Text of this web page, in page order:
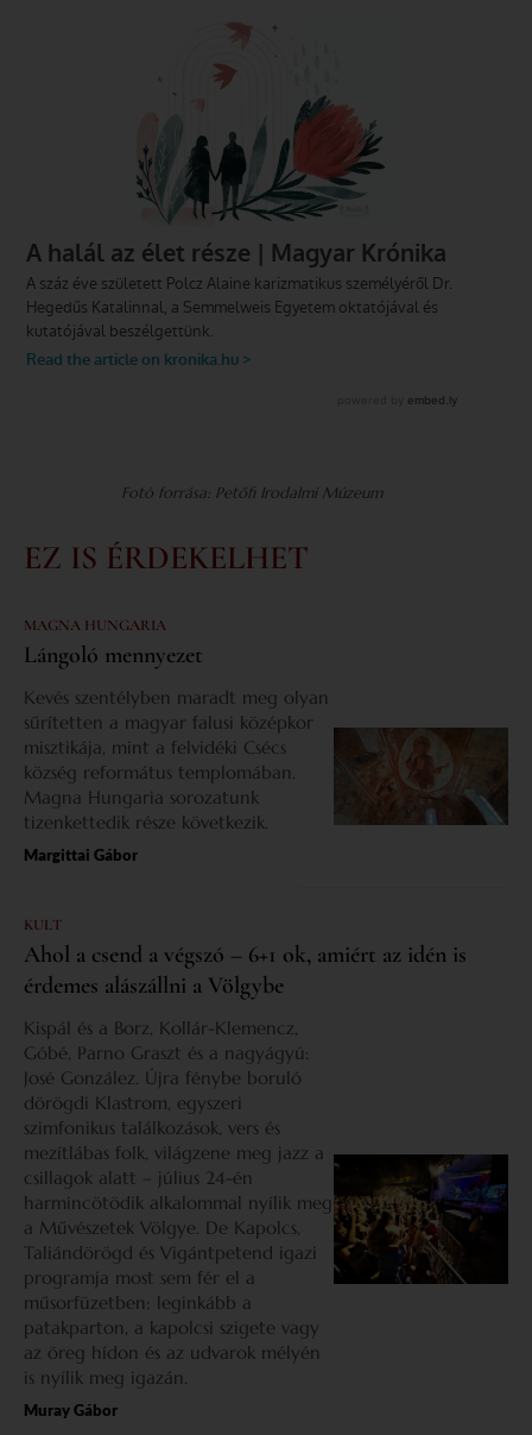
Fotó forrása: Petőfi Irodalmi Múzeum
EZ IS ÉRDEKELHET
MAGNA HUNGARIA
Lángoló mennyezet
Kevés szentélyben maradt meg olyan
sűrítetten a magyar falusi középkor
misztikája, mint a felvidéki Csécs
község református templomában.
Magna Hungaria sorozatunk
tizenkettedik része következik.
Margittai Gábor
KULT
Ahol a csend a végszó – 6+1 ok, amiért az idén is
érdemes alászállni a Völgybe
Kispál és a Borz, Kollár-Klemencz,
Góbé, Parno Graszt és a nagyágyú:
José González. Újra fénybe boruló
dörögdi Klastrom, egyszeri
szimfonikus találkozások, vers és
mezítlábas folk, világzene meg jazz a
csillagok alatt – július 24-én
harmincötödik alkalommal nyílik meg
a Művészetek Völgye. De Kapolcs,
Taliándörögd és Vigántpetend igazi
programja most sem fér el a
műsorfüzetben: leginkább a
patakparton, a kapolcsi szigete vagy
az öreg hídon és az udvarok mélyén
is nyílik meg igazán.
Muray Gábor